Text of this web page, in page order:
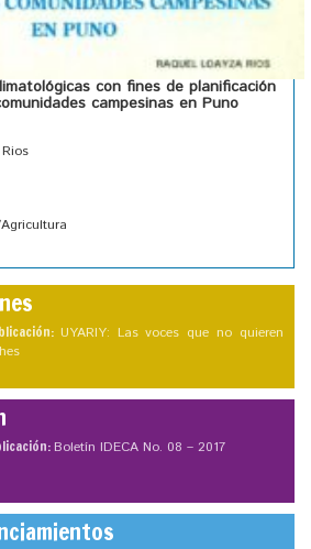
con fines de planificación
campesinas en Puno
UYARIY: Las voces que no quieren
Boletín IDECA No. 08 – 2017